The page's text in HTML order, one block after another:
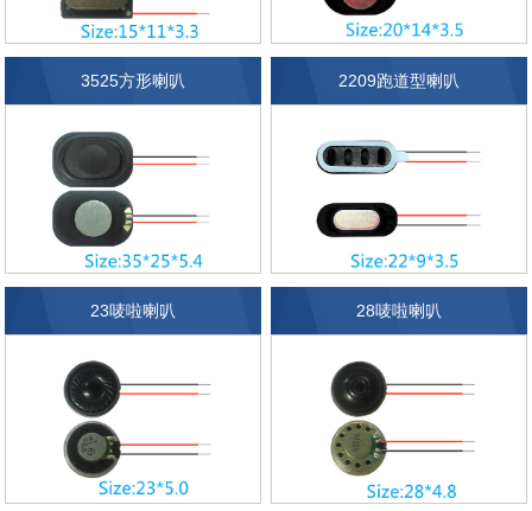
2209跑道型喇叭
3525方形喇叭
23唛啦喇叭 28唛啦喇叭